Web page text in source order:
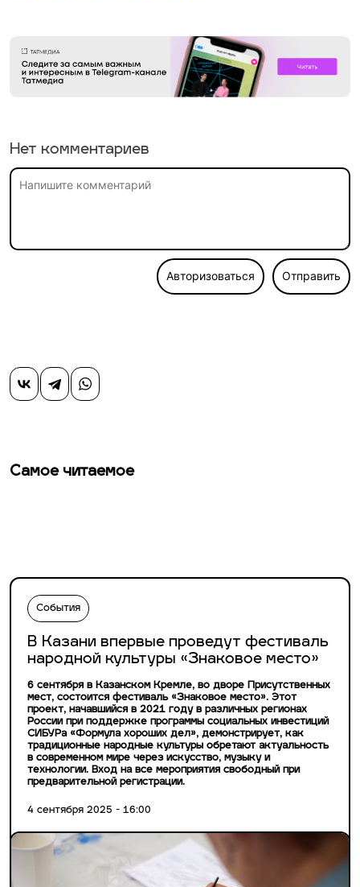
Нет комментариев
Авторизоваться Отправить
Самое читаемое
События
В Казани впервые проведут фестиваль
народной культуры «Знаковое место»
6 сентября в Казанском Кремле, во дворе Присутственных
мест, состоится фестиваль «Знаковое место». Этот
проект, начавшийся в 2021 году в различных регионах
России при поддержке программы социальных инвестиций
СИБУРа «Формула хороших дел», демонстрирует, как
традиционные народные культуры обретают актуальность
в современном мире через искусство, музыку и
технологии. Вход на все мероприятия свободный при
предварительной регистрации.
4 сентября 2025 - 16:00